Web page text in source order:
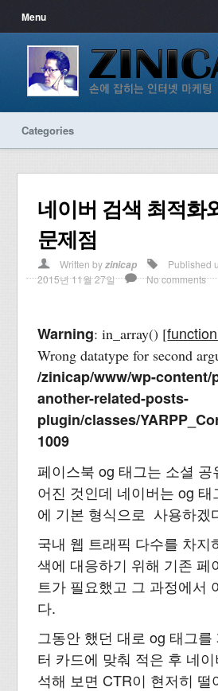
Menu
Categories
네이버 검색 최적화
문제점
Written byzinicap Published
2015년 11월 27일
No comments
Warning: in_array() [
Wrong datatype for second
/zinicap/www/wp-
another-related-posts-
plugin/classes/
1009
페이스북 og 태그는 소셜 공
어진 것인데 네이버는 og
에 기본 형식으로 사용하겠
국내 웹 트래픽 다수를 차지
색에 대응하기 위해 기존 페
트가 필요했고 그 과정에서
다.
그동안 했던 대로 og 태그
터 카드에 맞춰 적은 후 네
석해 보면 CTR이 현저히 떨